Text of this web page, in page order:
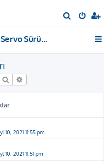
r
Servo Sürücü Dokümanları
Ara
10, 2021 11:55 pm
10, 2021 11:51 pm